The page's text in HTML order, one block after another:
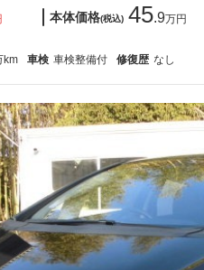
本体価格(税込) 45.9万円
km 車検 車検整備付 修復歴 なし